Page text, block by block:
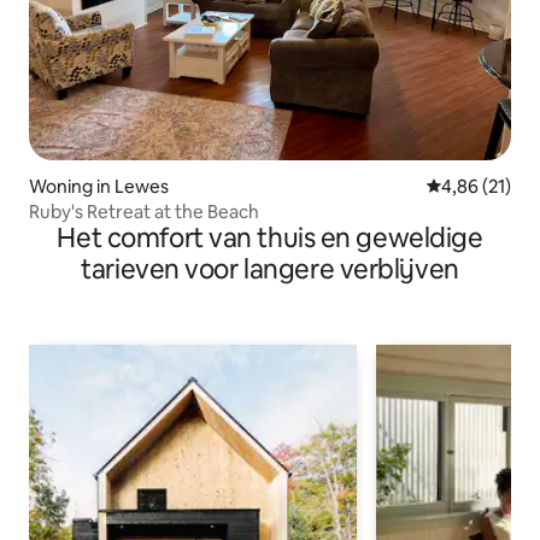
Woning in Lewes Gemiddelde
4,86 (21)
Ruby's Retreat at the Beach
Het comfort van thuis en geweldige
tarieven voor langere verblijven